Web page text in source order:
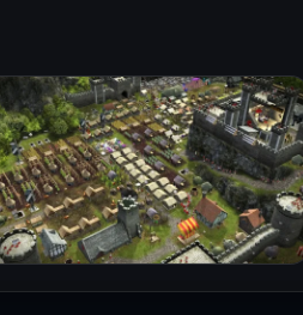
مدیریت داخلی و مبارزات نظامی
آن‌ها برای ساخت سازه‌ها و تربیت
و تجارت، روابط خود را با
بازیکن دارد. به عنوان
برابر آن‌ها به جنگ بپردازند.